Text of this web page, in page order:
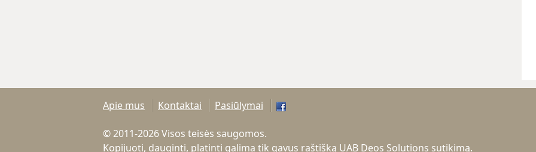
Apie mus Kontaktai Pasiūlymai
© 2011-2026 Visos teisės saugomos.
Kopijuoti, dauginti, platinti galima tik gavus raštišką UAB Deos Solutions sutikimą.